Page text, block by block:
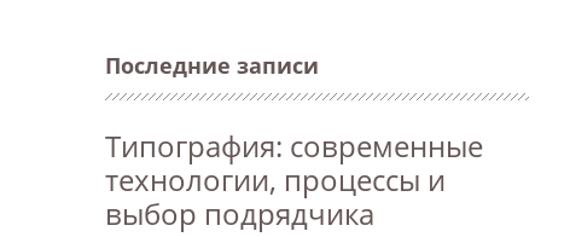
Последние записи
Типография: современные
технологии, процессы и
выбор подрядчика